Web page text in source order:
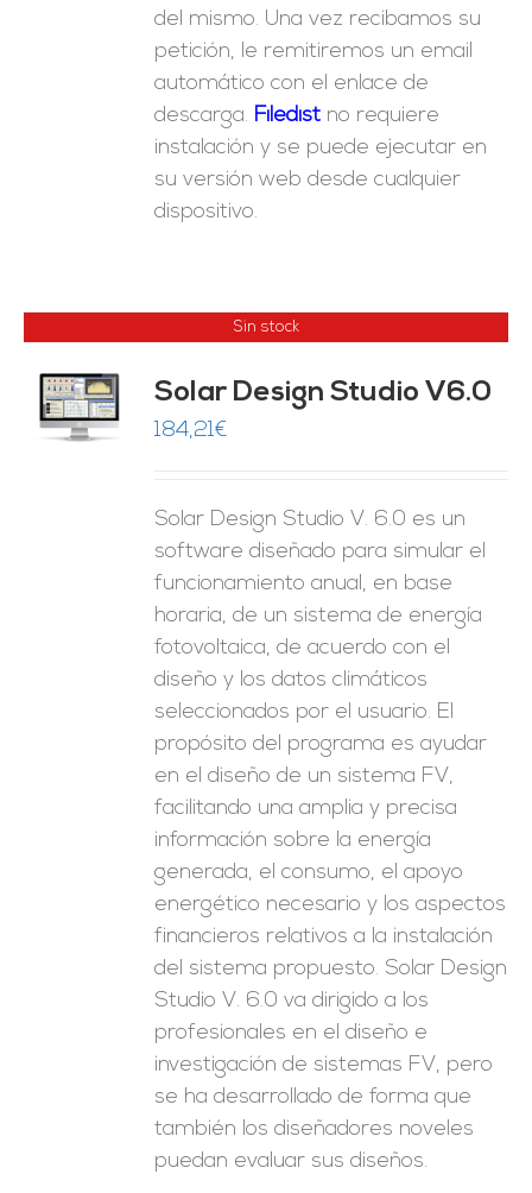
del mismo. Una vez recibamos su
petición, le remitiremos un email
automático con el enlace de
descarga. Filedist no requiere
instalación y se puede ejecutar en
su versión web desde cualquier
dispositivo.
Sin stock
Solar Design Studio V6.0
184,21€
Solar Design Studio V. 6.0 es un
software diseñado para simular el
funcionamiento anual, en base
horaria, de un sistema de energía
fotovoltaica, de acuerdo con el
diseño y los datos climáticos
seleccionados por el usuario. El
propósito del programa es ayudar
en el diseño de un sistema FV,
facilitando una amplia y precisa
información sobre la energía
generada, el consumo, el apoyo
energético necesario y los aspectos
financieros relativos a la instalación
del sistema propuesto. Solar Design
Studio V. 6.0 va dirigido a los
profesionales en el diseño e
investigación de sistemas FV, pero
se ha desarrollado de forma que
también los diseñadores noveles
puedan evaluar sus diseños.